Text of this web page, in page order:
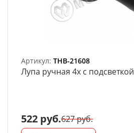
Артикул: THB-21608
Лупа ручная 4х с подсветкой
522 руб.627 руб.